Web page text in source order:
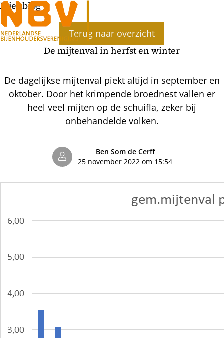
Bijenblog
Terug naar overzicht
De mijtenval in herfst en winter
De dagelijkse mijtenval piekt altijd in september en
oktober. Door het krimpende broednest vallen er
heel veel mijten op de schuifla, zeker bij
onbehandelde volken.
Ben Som de Cerff
25 november 2022 om 15:54